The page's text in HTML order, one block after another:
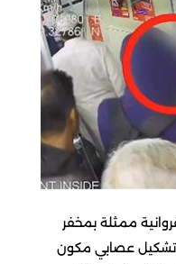
ممثلة بمخفر
عصابي مكون